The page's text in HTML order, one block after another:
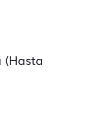
(Hasta
nada